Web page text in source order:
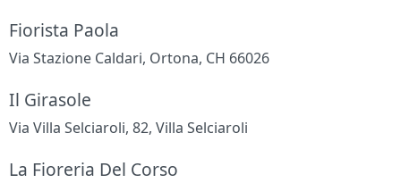
Fiorista Paola
Via Stazione Caldari, Ortona, CH 66026
Il Girasole
Via Villa Selciaroli, 82, Villa Selciaroli
La Fioreria Del Corso